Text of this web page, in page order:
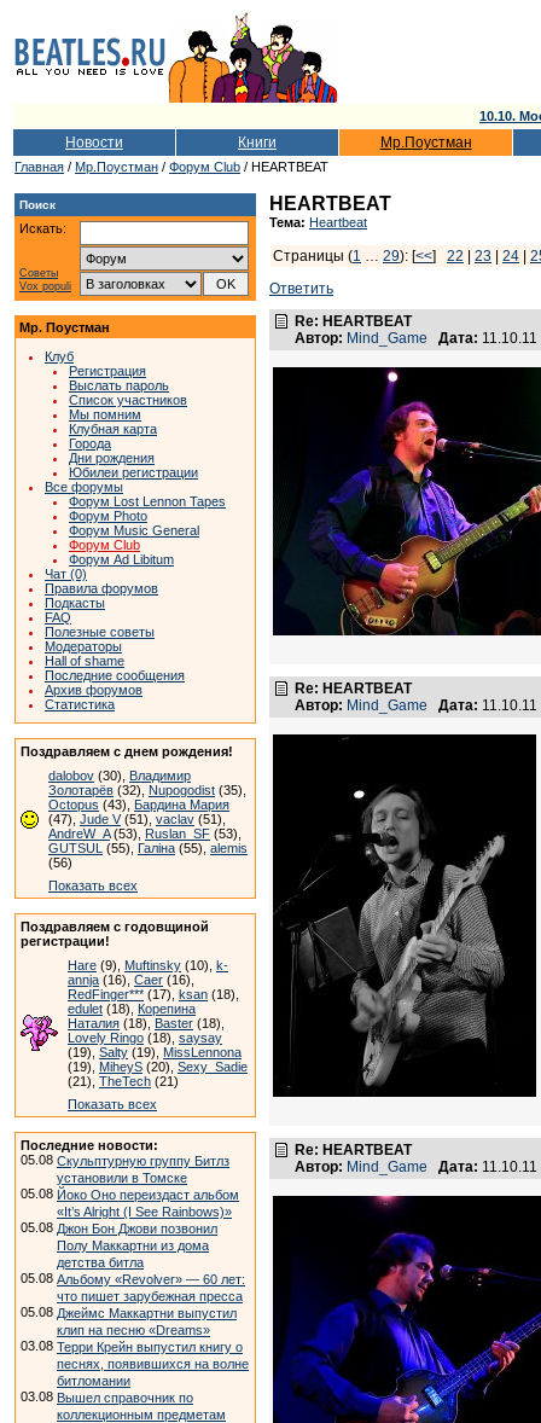
10.10.
Новости Книги Мр.Поустман
Главная / Мр.Поустман / Форум Club / HEARTBEAT
Поиск
Искать:
Советы
Vox populi
Мр. Поустман
Клуб
Регистрация
Выслать пароль
Список участников
Мы помним
Клубная карта
Города
Дни рождения
Юбилеи регистрации
Все форумы
Форум Lost Lennon Tapes
Форум Photo
Форум Music General
Форум Club
Форум Ad Libitum
Чат (0)
Правила форумов
Подкасты
FAQ
Полезные советы
Модераторы
Hall of shame
Последние сообщения
Архив форумов
Статистика
Поздравляем с днем рождения!
dalobov (30), Владимир
Золотарёв (32), Nupogodist (35),
Octopus (43), Бардина Мария
(47), Jude V(51), vaclav (51),
AndreW_A(53), Ruslan_SF (53),
GUTSUL (55), Галіна (55), alemis
(56)
Показать всех
Поздравляем с годовщиной
регистрации!
Hare (9), Muftinsky (10), k-
annja (16), Caer (16),
RedFinger*** (17), ksan (18),
edulet (18), Корепина
Наталия (18), Baster (18),
Lovely Ringo (18), saysay
(19), Salty (19), MissLennona
(19), MiheyS (20), Sexy_Sadie
(21), TheTech (21)
Показать всех
Последние новости:
05.08 Скульптурную группу Битлз
установили в Томске
05.08 Йоко Оно переиздаст альбом
«It’s Alright (I See Rainbows)»
05.08 Джон Бон Джови позвонил
Полу Маккартни из дома
детства битла
05.08 Альбому «Revolver» — 60 лет:
что пишет зарубежная пресса
05.08 Джеймс Маккартни выпустил
клип на песню «Dreams»
03.08 Терри Крейн выпустил книгу о
песнях, появившихся на волне
битломании
03.08 Вышел справочник по
коллекционным предметам
HEARTBEAT
Тема: Heartbeat
Страницы (1 … 29): [<<] 22 23 24
Ответить
Re: HEARTBEAT
Автор: Mind_Game Дата:
Re: HEARTBEAT
Автор: Mind_Game Дата:
Re: HEARTBEAT
Автор: Mind_Game Дата: